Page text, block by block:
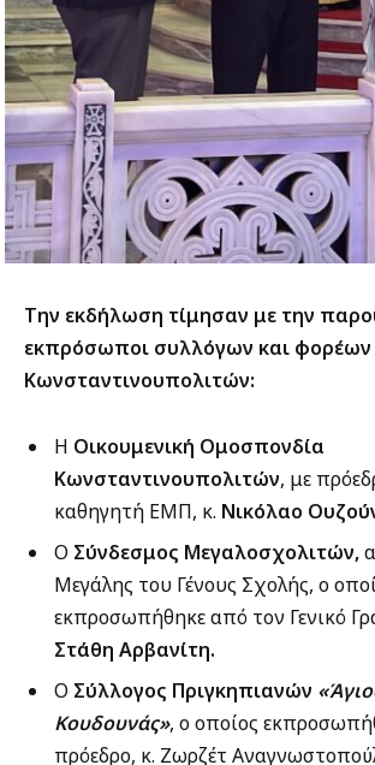
Την εκδήλωση τίμησαν με την
εκπρόσωποι συλλόγων και
Κωνσταντινουπολιτών:
Η Οικουμενική Ομοσπονδία
Κωνσταντινουπολιτών, με
καθηγητή ΕΜΠ, κ. Νικόλαο
Ο Σύνδεσμος Μεγαλοσχολιτών,
Μεγάλης του Γένους Σχολής, ο
εκπροσωπήθηκε από τον Γενικό
Στάθη Αρβανίτη.
Ο Σύλλογος Πριγκηπιανών
Κουδουνάς», ο οποίος
πρόεδρο, κ. Ζωρζέτ